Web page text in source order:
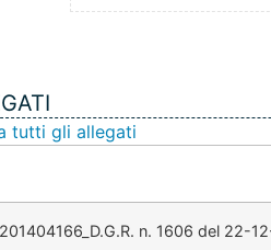
tutti gli allegati
n. 1606 del 22-